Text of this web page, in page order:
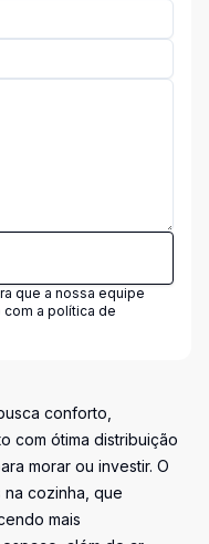
que a nossa equipe
a política de
conforto,
com ótima distribuição
morar ou investir. O
cozinha, que
mais